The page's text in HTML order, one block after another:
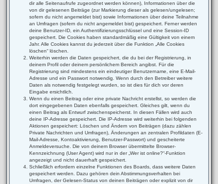
dir alle Seitenaufrufe zugeordnet werden können), Informationen über die
von dir gelesenen Beiträge (zur Markierung dieser als gelesen/ungelesen;
sofern du nicht angemeldet bist) sowie Informationen über deine Teilnahme
an Umfragen (sofern du nicht angemeldet bist) gespeichert. Ferner werden
deine Benutzer-ID, ein Authentifizierungsschlüssel und eine Session-ID
gespeichert. Die Cookies haben standardmäßig eine Gültigkeit von einem
Jahr. Alle Cookies kannst du jederzeit über die Funktion „Alle Cookies
löschen“ löschen.
Weiterhin werden die Daten gespeichert, die du bei der Registrierung, in
deinem Profil oder deinem persönlichem Bereich angibst. Für die
Registrierung sind mindestens ein eindeutiger Benutzername, eine E-Mail-
Adresse und ein Passwort notwendig. Wenn durch den Betreiber weitere
Daten als notwendig festgelegt wurden, so ist dies für dich vor deren
Eingabe ersichtlich.
Wenn du einen Beitrag oder eine private Nachricht erstellst, so werden die
dort eingegebenen Daten ebenfalls gespeichert. Gleiches gilt, wenn du
einen Beitrag als Entwurf zwischenspeicherst. In diesen Fällen wird auch
deine IP-Adresse gespeichert. Die IP-Adresse wird weiterhin bei folgenden
Aktionen gespeichert: Löschen und Ändern von Beiträgen (dazu zählen
Private Nachrichten und Umfragen), Änderungen an zentralen Profildaten (E-
Mail-Adresse, Kontoaktivierung, Benutzer-Passwort) und gescheiterte
Anmeldeversuche. Die von deinem Browser übermittelte Browser-
Kennzeichnung (User Agent) wird nur in der „Wer ist online?“-Funktion
angezeigt und nicht dauerhaft gespeichert.
Schließlich erfordern einzelne Funktionen des Boards, dass weitere Daten
gespeichert werden. Dazu gehören dein Abstimmungsverhalten bei
Umfragen, der Gelesen-Status von deinen Beiträgen oder explizit von dir